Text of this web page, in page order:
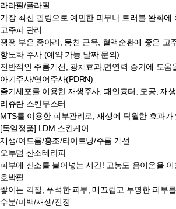
라라필/플라필
가장 최신 필링으로 예민한 피부나 트러블 완화에
고주파 관리
땡땡 부은 종아리, 뭉친 근육, 혈액순환에 좋은 고
항노화 주사 (예약 가능 날짜 문의)
전반적인 주름개선, 광채효과,면연력 증가에 도움
아기주사/연어주사(PDRN)
줄기세포를 이용한 재생주사, 패인흉터, 모공, 재
리쥬란 스킨부스터
MTS를 이용한 피부관리로, 재생에 탁월한 효과가
[독일정품] LDM 스킨케어
재생/여드름/홍조/타이트닝/주름 개선
오투덤 산소테라피
피부에 산소를 불어넣는 시간! 고농도 음이온을 이
호박필
쌓이는 각질, 푸석한 피부, 매끄럽고 투명한 피부
수분/미백/재생/진정